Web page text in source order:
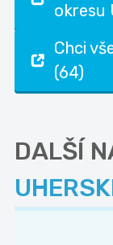
okresu
Chci
(64)
DALŠÍ